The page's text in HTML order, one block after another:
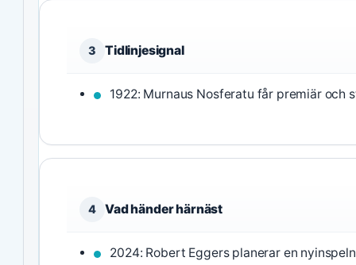
3 Tidlinjesignal
1922: Murnaus Nosferatu får premiär och
4 Vad händer härnäst
2024: Robert Eggers planerar en